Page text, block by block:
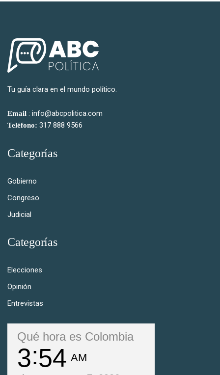
Tu guía clara en el mundo político.
Email : info@abcpolitica.com
Teléfono: 317 888 9566
Categorías
Gobierno
Congreso
Judicial
Categorías
Elecciones
Opinión
Entrevistas
Qué hora es Colombia
3 54 AM